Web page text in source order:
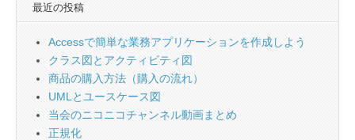
最近の投稿
Accessで簡単な業務アプリケーションを作成しよう
クラス図とアクティビティ図
商品の購入方法（購入の流れ）
UMLとユースケース図
当会のニコニコチャンネル動画まとめ
正規化